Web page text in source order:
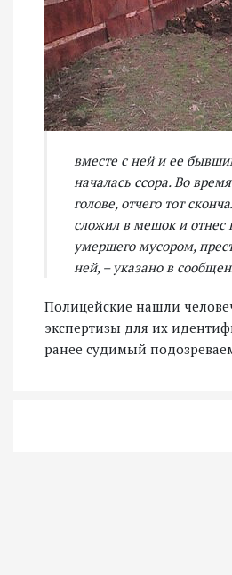
вместе с ней и ее
началась ссора. Во
голове, отчего тот
сложил в мешок и отнес
умершего мусором,
ней, – указано в
Полицейские нашли
экспертизы для их
ранее судимый